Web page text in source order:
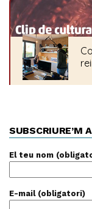
SUBSCRIURE’M
El teu nom
E-mail (obligatori)